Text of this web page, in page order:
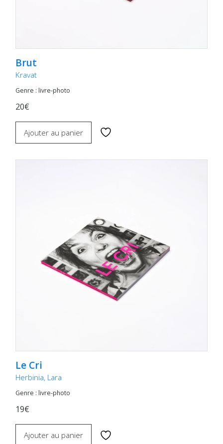
Brut
Kravat
Genre : livre-photo
20€
Ajouter au panier
Le Cri
Herbinia, Lara
Genre : livre-photo
19€
Ajouter au panier